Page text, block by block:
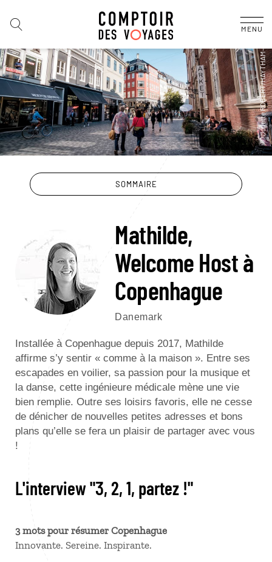
MENU
SOMMAIRE
Mathilde,
Welcome Host à
Copenhague
Danemark
Installée à Copenhague depuis 2017, Mathilde
affirme s’y sentir « comme à la maison ». Entre ses
escapades en voilier, sa passion pour la musique et
la danse, cette ingénieure médicale mène une vie
bien remplie. Outre ses loisirs favoris, elle ne cesse
de dénicher de nouvelles petites adresses et bons
plans qu’elle se fera un plaisir de partager avec vous
!
L'interview "3, 2, 1, partez !"
3 mots pour résumer Copenhague
Innovante. Sereine. Inspirante.